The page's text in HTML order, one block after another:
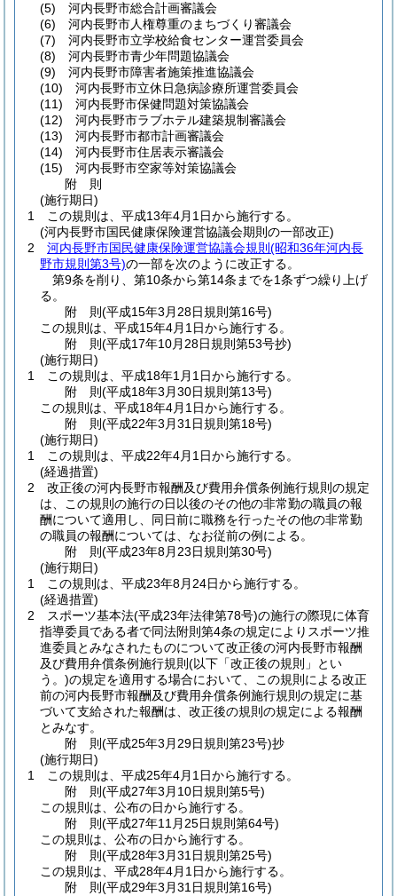
(5)
河内長野市総合計画審議会
(6)
河内長野市人権尊重のまちづくり審議会
(7)
河内長野市立学校給食センター運営委員会
(8)
河内長野市青少年問題協議会
(9)
河内長野市障害者施策推進協議会
(10)
河内長野市立休日急病診療所運営委員会
(11)
河内長野市保健問題対策協議会
(12)
河内長野市ラブホテル建築規制審議会
(13)
河内長野市都市計画審議会
(14)
河内長野市住居表示審議会
(15)
河内長野市空家等対策協議会
附 則
(施行期日)
1
この規則は、平成13年4月1日から施行する。
(河内長野市国民健康保険運営協議会期則の一部改正)
2
河内長野市国民健康保険運営協議会規則 (昭和36年河内長
野市規則第3号)の一部を次のように改正する。
第9条を削り、第10条から第14条までを1条ずつ繰り上げ
る。
附 則(平成15年3月28日規則第16号)
この規則は、平成15年4月1日から施行する。
附 則(平成17年10月28日規則第53号抄)
(施行期日)
1
この規則は、平成18年1月1日から施行する。
附 則(平成18年3月30日規則第13号)
この規則は、平成18年4月1日から施行する。
附 則(平成22年3月31日規則第18号)
(施行期日)
1
この規則は、平成22年4月1日から施行する。
(経過措置)
2
改正後の河内長野市報酬及び費用弁償条例施行規則の規定
は、この規則の施行の日以後のその他の非常勤の職員の報
酬について適用し、同日前に職務を行ったその他の非常勤
の職員の報酬については、なお従前の例による。
附 則(平成23年8月23日規則第30号)
(施行期日)
1
この規則は、平成23年8月24日から施行する。
(経過措置)
2
スポーツ基本法(平成23年法律第78号)の施行の際現に体育
指導委員である者で同法附則第4条の規定によりスポーツ推
進委員とみなされたものについて改正後の河内長野市報酬
及び費用弁償条例施行規則 (以下「改正後の規則」とい
う。)の規定を適用する場合において、この規則による改正
前の河内長野市報酬及び費用弁償条例施行規則の規定に基
づいて支給された報酬は、改正後の規則の規定による報酬
とみなす。
附 則(平成25年3月29日規則第23号)抄
(施行期日)
1
この規則は、平成25年4月1日から施行する。
附 則(平成27年3月10日規則第5号)
この規則は、公布の日から施行する。
附 則(平成27年11月25日規則第64号)
この規則は、公布の日から施行する。
附 則(平成28年3月31日規則第25号)
この規則は、平成28年4月1日から施行する。
附 則(平成29年3月31日規則第16号)